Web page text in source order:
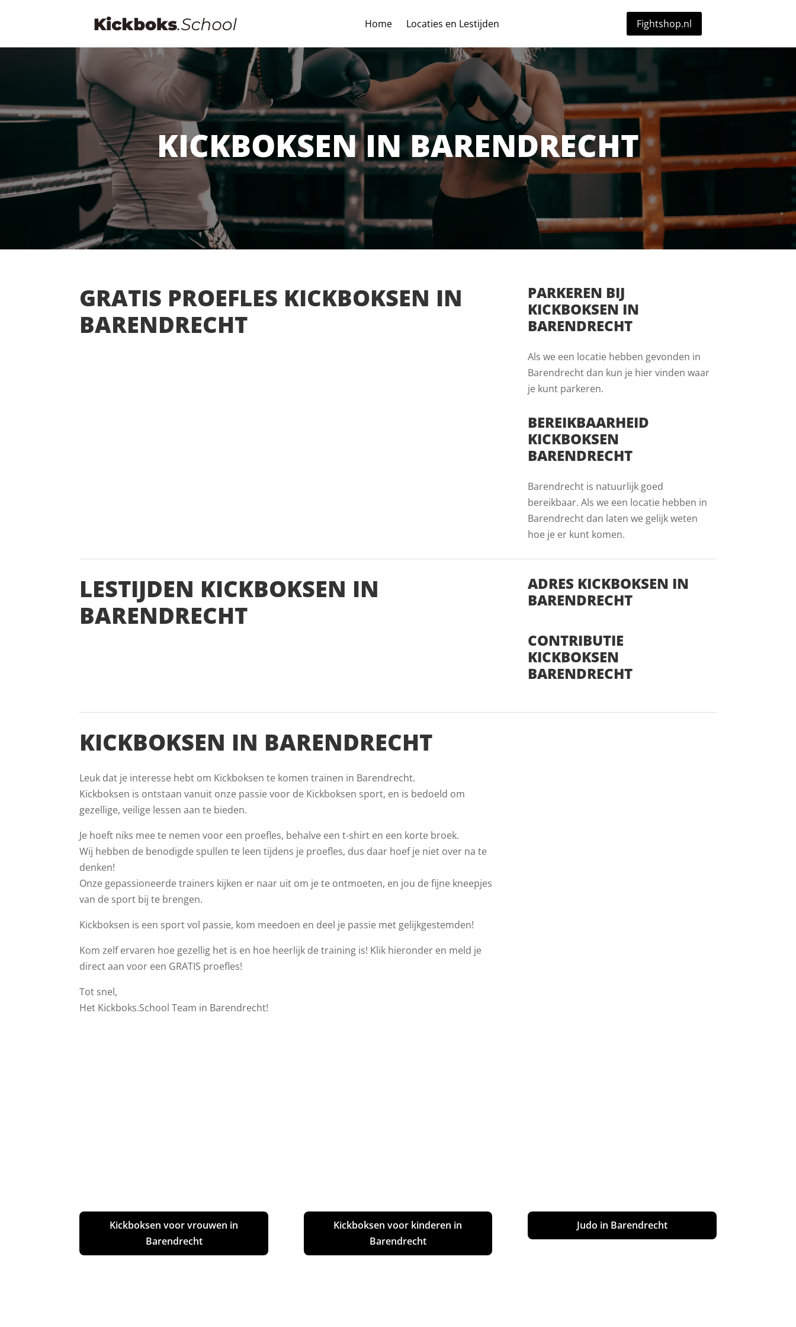
Home Locaties en Lestijden Fightshop.nl
KICKBOKSEN IN BARENDRECHT
GRATIS PROEFLES KICKBOKSEN IN
BARENDRECHT
PARKEREN BIJ
KICKBOKSEN IN
BARENDRECHT
Als we een locatie hebben gevonden in
Barendrecht dan kun je hier vinden waar
je kunt parkeren.
BEREIKBAARHEID
KICKBOKSEN
BARENDRECHT
Barendrecht is natuurlijk goed
bereikbaar. Als we een locatie hebben in
Barendrecht dan laten we gelijk weten
hoe je er kunt komen.
LESTIJDEN KICKBOKSEN IN
BARENDRECHT
ADRES KICKBOKSEN IN
BARENDRECHT
CONTRIBUTIE
KICKBOKSEN
BARENDRECHT
KICKBOKSEN IN BARENDRECHT
Leuk dat je interesse hebt om Kickboksen te komen trainen in Barendrecht.
Kickboksen is ontstaan vanuit onze passie voor de Kickboksen sport, en is bedoeld om
gezellige, veilige lessen aan te bieden.
Je hoeft niks mee te nemen voor een proefles, behalve een t-shirt en een korte broek.
Wij hebben de benodigde spullen te leen tijdens je proefles, dus daar hoef je niet over na te
denken!
Onze gepassioneerde trainers kijken er naar uit om je te ontmoeten, en jou de fijne kneepjes
van de sport bij te brengen.
Kickboksen is een sport vol passie, kom meedoen en deel je passie met gelijkgestemden!
Kom zelf ervaren hoe gezellig het is en hoe heerlijk de training is! Klik hieronder en meld je
direct aan voor een GRATIS proefles!
Tot snel,
Het Kickboks.School Team in Barendrecht!
Kickboksen voor vrouwen in
Barendrecht
Kickboksen voor kinderen in
Barendrecht
Judo in Barendrecht